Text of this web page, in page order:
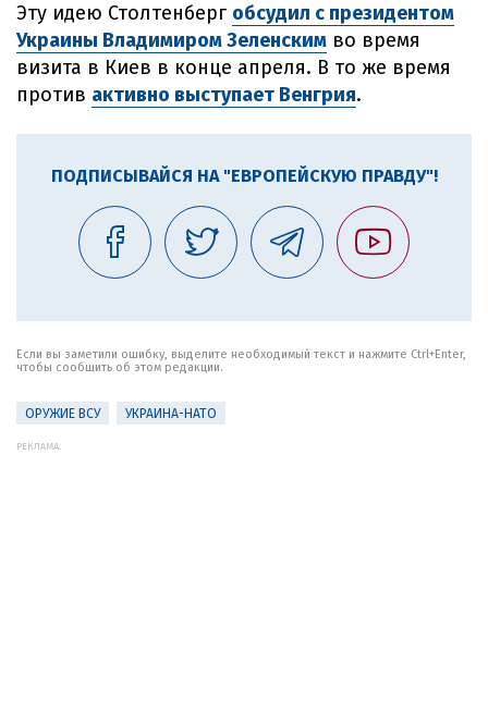
Эту идею Столтенберг обсудил с президентом
Украины Владимиром Зеленским во время
визита в Киев в конце апреля. В то же время
против активно выступает Венгрия.
ПОДПИСЫВАЙСЯ НА "ЕВРОПЕЙСКУЮ ПРАВДУ"!
Если вы заметили ошибку, выделите необходимый текст и нажмите Ctrl+Enter,
чтобы сообщить об этом редакции.
ОРУЖИЕ ВСУ УКРАИНА-НАТО
РЕКЛАМА: